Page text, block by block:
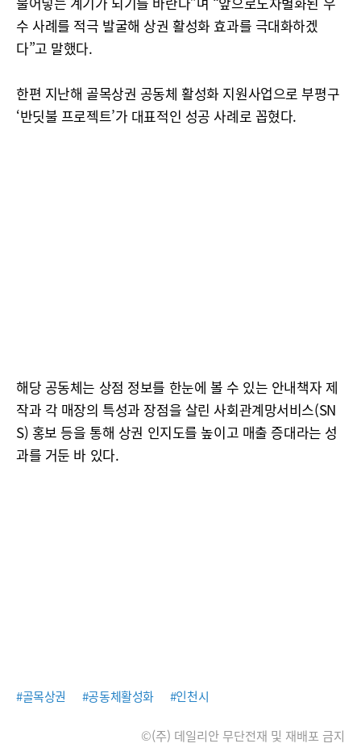
수 사례를 적극 발굴해 상권 활성화 효과를 극대화하겠
다”고 말했다.
한편 지난해 골목상권 공동체 활성화 지원사업으로 부평구
‘반딧불 프로젝트’가 대표적인 성공 사례로 꼽혔다.
해당 공동체는 상점 정보를 한눈에 볼 수 있는 안내책자 제
작과 각 매장의 특성과 장점을 살린 사회관계망서비스(SN
S) 홍보 등을 통해 상권 인지도를 높이고 매출 증대라는 성
과를 거둔 바 있다.
#골목상권 #공동체활성화 #인천시
©(주) 데일리안 무단전재 및 재배포 금지